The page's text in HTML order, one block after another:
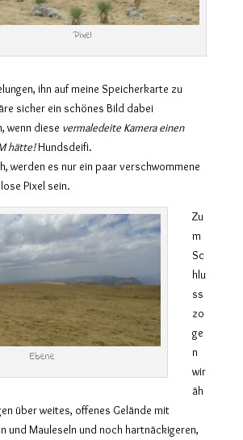
Pixel
ihn auf meine Speicherkarte zu
sicher ein schönes Bild dabei
wenn diese vermaledeite Kamera einen
hätte!Hundsdeifi.
werden es nur ein paar verschwommene
Pixel sein.
Ebene
Zu
m
Sc
hlu
ss
zo
ge
n
wir
äh
über weites, offenes Gelände mit
und Mauleseln und noch hartnäckigeren,